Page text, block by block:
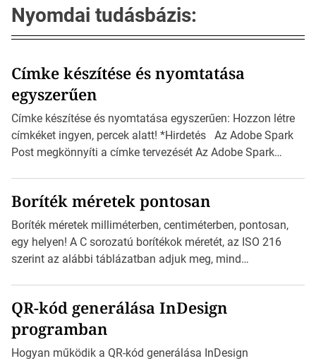
Nyomdai tudásbázis:
Címke készítése és nyomtatása
egyszerűen
Címke készítése és nyomtatása egyszerűen: Hozzon létre
címkéket ingyen, percek alatt! *Hirdetés Az Adobe Spark
Post megkönnyíti a címke tervezését Az Adobe Spark
igazán foroghatnak a kreatív fogaskerekek, miközben
zajlik a saját címke készítése. Hogyan készítsünk címkét?
Válasszon méretet és alakot: Válassza ki a kívánt címke
méretét. Akár néhány […]
Boríték méretek pontosan
Boríték méretek milliméterben, centiméterben, pontosan,
egy helyen! A C sorozatú borítékok méretét, az ISO 216
szerint az alábbi táblázatban adjuk meg, mind
mutatja az A4-es papírlaphoz viszonyítva. Az amerikai és
észak-amerikai boríték méretére az ISO 216 nem
vonatkozik. Boríték méretének táblázata C0-tól […]
QR-kód generálása InDesign
programban
Hogyan működik a QR-kód generálása InDesign